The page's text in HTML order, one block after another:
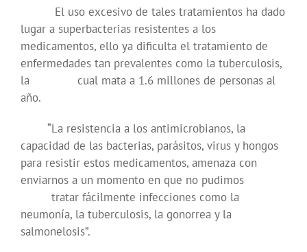
El uso excesivo de tales tratamientos ha dado
lugar a superbacterias resistentes a los
medicamentos, ello ya dificulta el tratamiento de
enfermedades tan prevalentes como la tuberculosis,
la cual mata a 1.6 millones de personas al
año.
“La resistencia a los antimicrobianos, la
capacidad de las bacterias, parásitos, virus y hongos
para resistir estos medicamentos, amenaza con
enviarnos a un momento en que no pudimos
tratar fácilmente infecciones como la
neumonía, la tuberculosis, la gonorrea y la
salmonelosis”.